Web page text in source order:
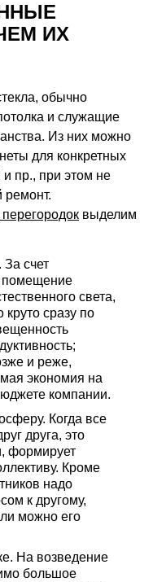
ИХ
обычно
и служащие
Из них можно
для конкретных
пр., при этом не
ремонт.
выделим
счет
помещение
света,
сразу по
и реже,
экономия на
компании.
Когда все
друга, это
формирует
Кроме
надо
к другому,
можно его
На возведение
большое